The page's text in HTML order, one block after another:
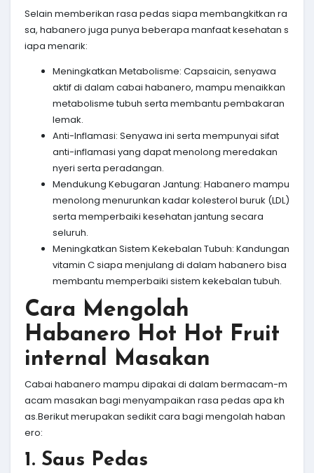
Selain memberikan rasa pedas siapa membangkitkan ra
sa, habanero juga punya beberapa manfaat kesehatan s
iapa menarik:
Meningkatkan Metabolisme: Capsaicin, senyawa
aktif di dalam cabai habanero, mampu menaikkan
metabolisme tubuh serta membantu pembakaran
lemak.
Anti-Inflamasi: Senyawa ini serta mempunyai sifat
anti-inflamasi yang dapat menolong meredakan
nyeri serta peradangan.
Mendukung Kebugaran Jantung: Habanero mampu
menolong menurunkan kadar kolesterol buruk (LDL)
serta memperbaiki kesehatan jantung secara
seluruh.
Meningkatkan Sistem Kekebalan Tubuh: Kandungan
vitamin C siapa menjulang di dalam habanero bisa
membantu memperbaiki sistem kekebalan tubuh.
Cara Mengolah
Habanero Hot Hot Fruit
internal Masakan
Cabai habanero mampu dipakai di dalam bermacam-m
acam masakan bagi menyampaikan rasa pedas apa kh
as.Berikut merupakan sedikit cara bagi mengolah haban
ero:
1. Saus Pedas